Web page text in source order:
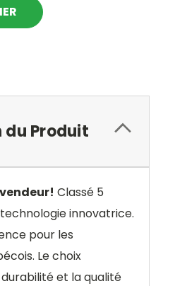
du Produit
vendeur! Classé 5
innovatrice.
pour les
Le choix
et la qualité